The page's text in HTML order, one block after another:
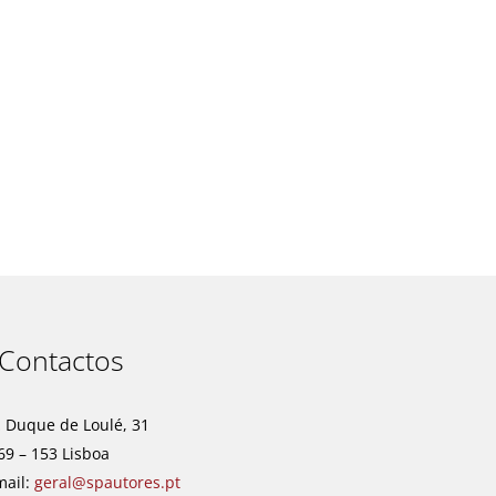
Contactos
Duque de Loulé, 31
– 153 Lisboa
geral@spautores.pt